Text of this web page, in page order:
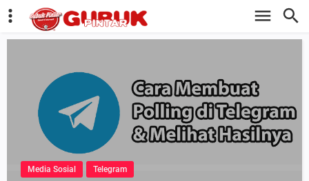
Media Sosial Telegram